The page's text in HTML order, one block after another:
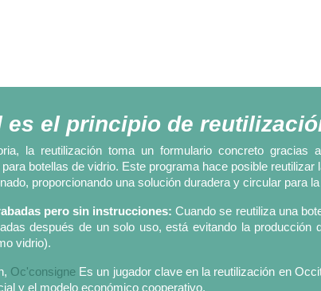
es el principio de
la reutilización toma un formulario concreto gracias
botellas de vidrio. Este programa hace posible
proporcionando una solución duradera y circular para
pero sin instrucciones: Cuando se reutiliza una
después de un solo uso, está evitando la
vidrio).
Oc'consigneEs un jugador clave en la reutilización en
y el modelo económico cooperativo.